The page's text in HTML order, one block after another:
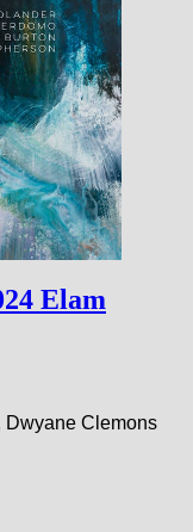
Elam
Dwyane Clemons